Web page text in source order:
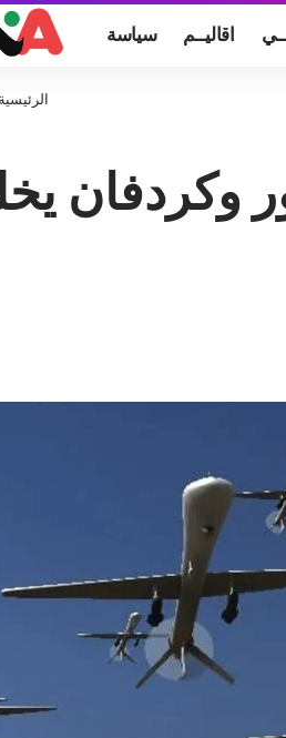
سياسة اقاليــم
الرئيسية
وكردفان